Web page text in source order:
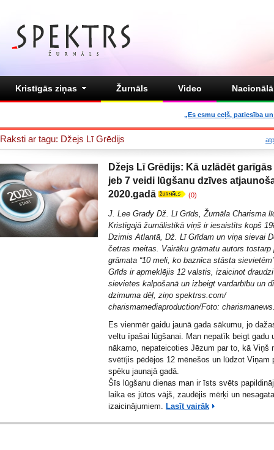
Kristīgās ziņas Žurnāls Video
„Es esmu ceļš, patiesība
Raksti ar tagu: Džejs Lī Grēdijs
Džejs Lī Grēdijs: Kā uzlādēt
jeb 7 veidi lūgšanu dzīves
2020.gadā
(0)
J. Lee Grady Dž. Lī Grīds, Žurnāla Charisma
Kristīgajā žurnālistikā viņš ir iesaistīts kopš
Dzimis Atlantā, Dž. Lī Grīdam un viņa sievai
četras meitas. Vairāku grāmatu autors tostarp
grāmata “10 meli, ko baznīca stāsta
Grīds ir apmeklējis 12 valstis, izaicinot
sievietes kalpošanā un izbeigt vardarbību un
dzimuma dēļ, ziņo spektrss.com/
charismamediaproduction/Foto:
Es vienmēr gaidu jaunā gada sākumu, jo
veltu īpašai lūgšanai. Man nepatīk beigt gadu
nākamo, nepateicoties Jēzum par to, kā Viņš
svētījis pēdējos 12 mēnešos un lūdzot Viņam
spēku jaunajā gadā.
Šīs lūgšanu dienas man ir īsts svēts
laika es jūtos vājš, zaudējis mērķi un
izaicinājumiem. Lasīt vairāk